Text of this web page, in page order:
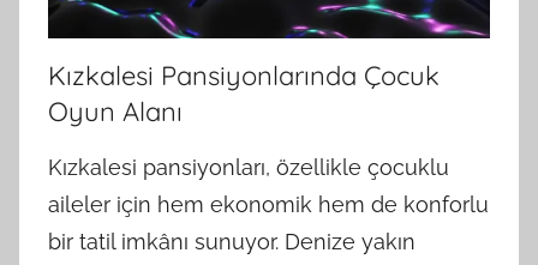
Kızkalesi Pansiyonlarında Çocuk
Oyun Alanı
Kızkalesi pansiyonları, özellikle çocuklu
aileler için hem ekonomik hem de konforlu
bir tatil imkânı sunuyor. Denize yakın